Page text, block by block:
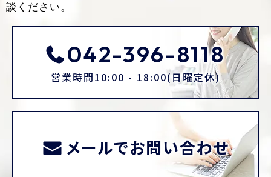
談ください。
042-396-8118
営業時間10:00 - 18:00(日曜定休)
メールでお問い合わせ